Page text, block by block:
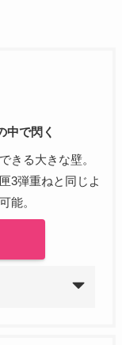
中で閃く
きる大きな壁。
3弾重ねと同じよ
能。